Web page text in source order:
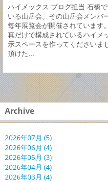
ハイメックス ブログ担当 石橋
いる山岳会。その山岳会メンバ
毎年展覧会が開催されています
真だけで構成されているハイメ
示スペースを作ってくださいま
頂けた...
Archive
2026年07月 (5)
2026年06月 (4)
2026年05月 (3)
2026年04月 (4)
2026年03月 (4)